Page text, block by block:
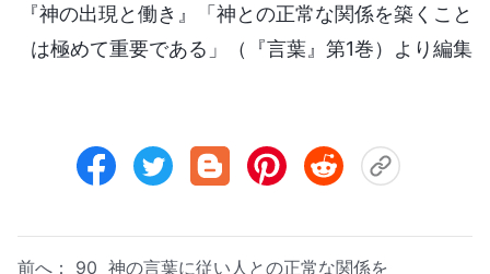
『神の出現と働き』「神との正常な関係を築くこと
は極めて重要である」（『言葉』第1巻）より編集
前へ： 90 神の言葉に従い人との正常な関係を